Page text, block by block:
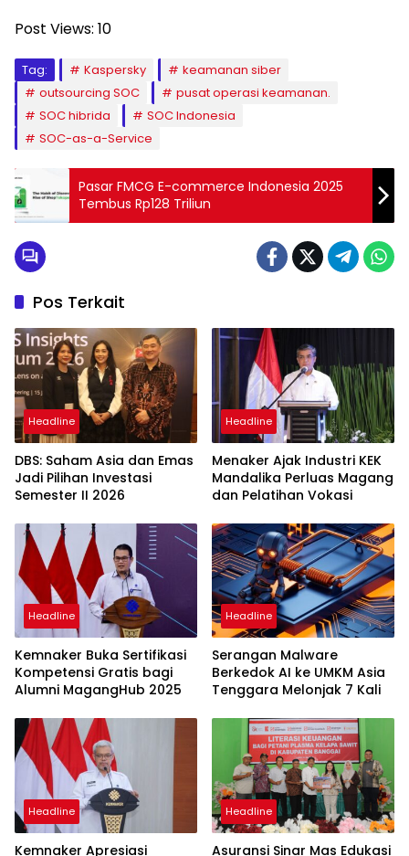
Post Views: 10
Tag: Kaspersky
keamanan siber
outsourcing SOC
pusat operasi keamanan.
SOC hibrida
SOC Indonesia
SOC-as-a-Service
Pasar FMCG E-commerce Indonesia 2025
Tembus Rp128 Triliun
Pos Terkait
Headline
DBS: Saham Asia dan Emas
Jadi Pilihan Investasi
Semester II 2026
Headline
Menaker Ajak Industri KEK
Mandalika Perluas Magang
dan Pelatihan Vokasi
Headline
Kemnaker Buka Sertifikasi
Kompetensi Gratis bagi
Alumni MagangHub 2025
Headline
Serangan Malware
Berkedok AI ke UMKM Asia
Tenggara Melonjak 7 Kali
Headline
Kemnaker Apresiasi
Headline
Asuransi Sinar Mas Edukasi